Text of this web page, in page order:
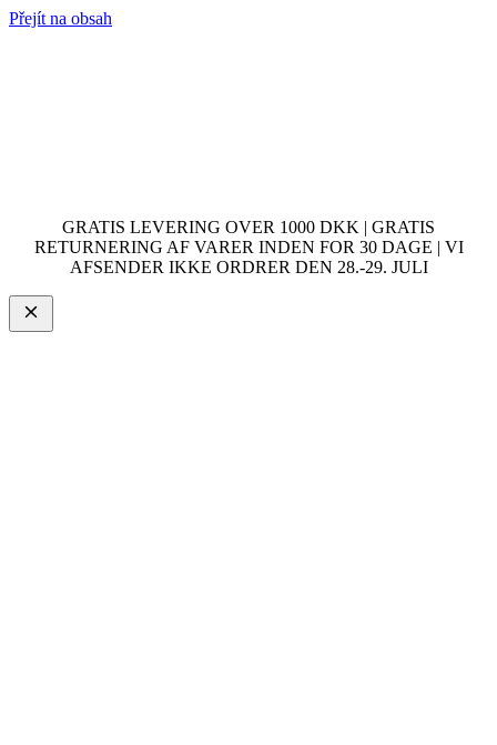
Přejít na obsah
GRATIS LEVERING OVER 1000 DKK | GRATIS
RETURNERING AF VARER INDEN FOR 30 DAGE | VI
AFSENDER IKKE ORDRER DEN 28.-29. JULI